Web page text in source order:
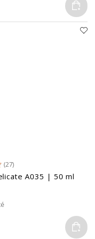
(27)
A035 | 50 ml